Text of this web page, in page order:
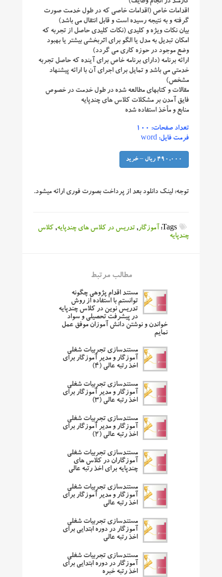
اقدامات خاص (اقدامات خاصی که در طول خدمت صورت
گرفته و به نتیجه رسیده است و قابل انتقال می باشد)
بیان نکات ویژه و کلیدی (نکات کلیدی حاصل از تجربه که
امکان تبدیل به مدل یا الگو برای اثربخشی بیشتر یا بهبود
وضع موجود در حوزه کاری می گردد)
ارائه برنامه (دارای برنامه خاص برای آینده که حاصل تجربه
خدمتی می باشد و تمایل برای اجرای آن با ارائه پیشنهاد
مشخص)
مقالات و کتابهای مطالعه شده در طول خدمت در خصوص
فایق آمدن بر مشکلات کلاس های چندپایه
منابع و مأخذ استفاده شده
تعداد صفحات: ۱۰۰
فرمت فایل: word
490,000 ریال – خرید
توجه: لینک دانلود بعد از پرداخت بصورت فوری ارائه میشود.
Tags: آموزگار,تدریس در کلاس های چندپایه, کلاس
چندپایه
مطالب مرتبط
مستند اقدام پژوهی چگونه
توانستم با استفاده از روش
تدریس نوین در کلاس چندپایه
در پیشرفت تحصیلی و سواد
خواندن و نوشتن دانش آموزان موفق عمل
نمایم
مستندسازی تجربیات شغلی
آموزگار و مدیر آموزگار برای
اخذ رتبه عالی (۴)
مستندسازی تجربیات شغلی
آموزگار و مدیر آموزگار برای
اخذ رتبه عالی (۳)
مستندسازی تجربیات شغلی
آموزگار و مدیر آموزگار برای
اخذ رتبه عالی (۲)
مستندسازی تجربیات شغلی
آموزگاران در کلاس های
چندپایه برای اخذ رتبه عالی
مستندسازی تجربیات شغلی
آموزگار و مدیر آموزگار برای
اخذ رتبه عالی
مستندسازی تجربیات شغلی
آموزگار در دوره ابتدایی برای
اخذ رتبه عالی
مستندسازی تجربیات شغلی
آموزگار در دوره ابتدایی برای
اخذ رتبه خبره